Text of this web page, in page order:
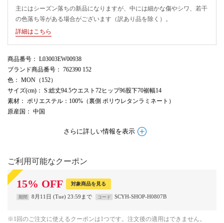
主にはシーズン落ちの新品になりますが、中には細かな傷やシワ、若干
の色落ち等がある場合がございます（訳あり品を除く）。
詳細はこちら
商品番号 ： L03003EW00938
ブランド商品番号 ： 762390 152
色 ： MON（152）
サイズ(cm) ： S:総丈94.5ウエスト72ヒップ96股下70裾幅14
素材 ： ポリエステル：100%（裏側 ポリウレタンラミネート）
原産国 ： 中国
さらに詳しい情報を表示
ご利用可能なクーポン
15% OFF 対象商品を見る
期間 8月11日 (Tue) 23:59まで コード SCYH-SHOP-H0807B
※1回のご注文に使えるクーポンは1つです。注文後の適用はできません。